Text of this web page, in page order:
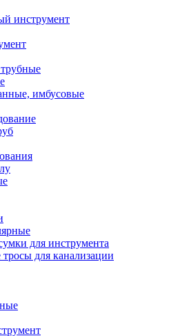
инструмент
имбусовые
для инструмента
для канализации